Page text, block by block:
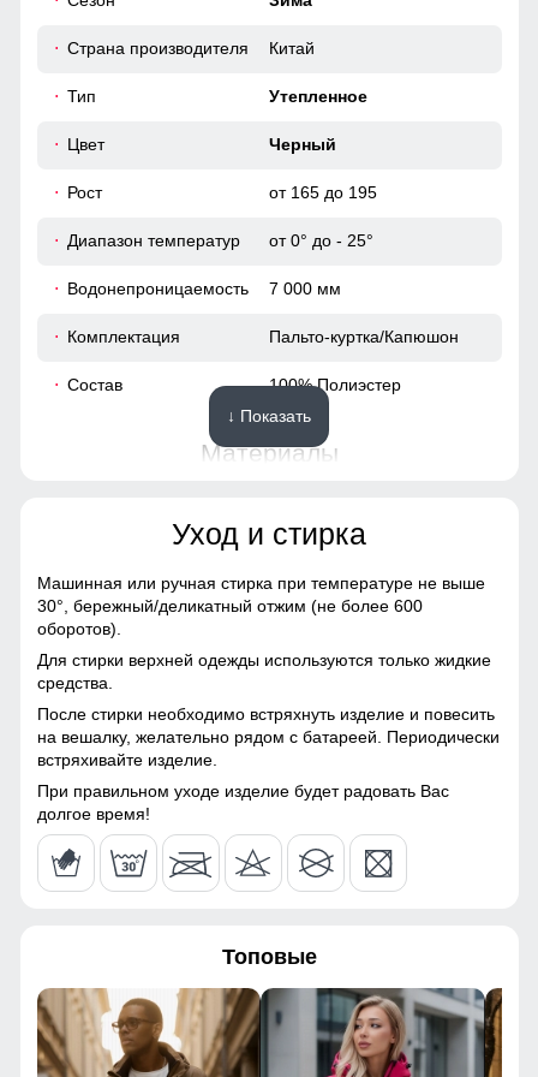
Трикотажные манжеты!
Защищают от ветра и не пропускают холод, обеспечивая
Защищают от ветра и не пропускают холод, обеспечивая
комфорт и тепло.
Материал подкладки!
Плотный полиэстер — тёплый, износостойкий и приятный
к телу. Внутренний карман удобно подходит для
телефона, документов и разных мелочей!
43
64
54
40
Страна производителя Китай
Тип Утепленное
Цвет Черный
Рост от 165 до 195
Диапазон температур от 0° до - 25°
Водонепроницаемость 7 000 мм
Комплектация Пальто-куртка/Капюшон
Состав 100% Полиэстер
Материалы
Полиэстер, Плащевка,
Болонь, Экологичные
Материал подкладки
Материал подкладки
капюшона
Полиэстер
Материал подкладки
воротника
Полиэстер
Материал подкладки
кармана
Материал наполнителя Тинсулейт
Плотность утеплителя (г/
кв.м)
240
↓ Показать
Уход и стирка
Машинная или ручная стирка при температуре не выше
30°, бережный/деликатный отжим (не более 600
оборотов).
Для стирки верхней одежды используются только жидкие
средства.
После стирки необходимо встряхнуть изделие и повесить
на вешалку, желательно рядом с батареей. Периодически
встряхивайте изделие.
При правильном уходе изделие будет радовать Вас
долгое время!
Топовые